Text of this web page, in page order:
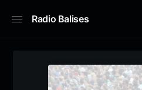
Radio Balises